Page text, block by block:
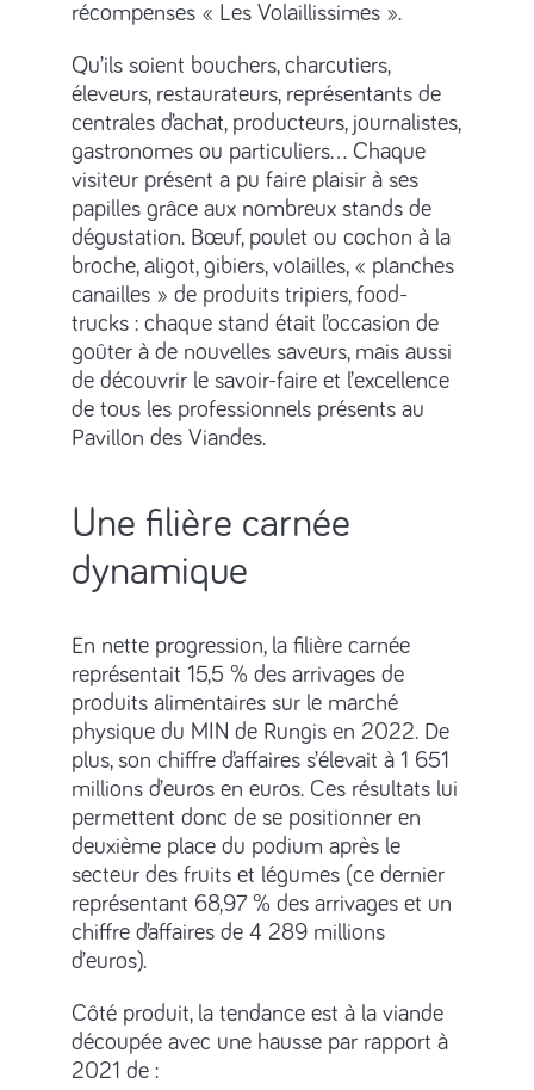
récompenses « Les Volaillissimes ».
Qu’ils soient bouchers, charcutiers,
éleveurs, restaurateurs, représentants de
centrales d’achat, producteurs, journalistes,
gastronomes ou particuliers… Chaque
visiteur présent a pu faire plaisir à ses
papilles grâce aux nombreux stands de
dégustation. Bœuf, poulet ou cochon à la
broche, aligot, gibiers, volailles, « planches
canailles » de produits tripiers, food-
trucks : chaque stand était l’occasion de
goûter à de nouvelles saveurs, mais aussi
de découvrir le savoir-faire et l’excellence
de tous les professionnels présents au
Pavillon des Viandes.
Une filière carnée
dynamique
En nette progression, la filière carnée
représentait 15,5 % des arrivages de
produits alimentaires sur le marché
physique du MIN de Rungis en 2022. De
plus, son chiffre d’affaires s’élevait à 1 651
millions d’euros en euros. Ces résultats lui
permettent donc de se positionner en
deuxième place du podium après le
secteur des fruits et légumes (ce dernier
représentant 68,97 % des arrivages et un
chiffre d’affaires de 4 289 millions
d’euros).
Côté produit, la tendance est à la viande
découpée avec une hausse par rapport à
2021 de :